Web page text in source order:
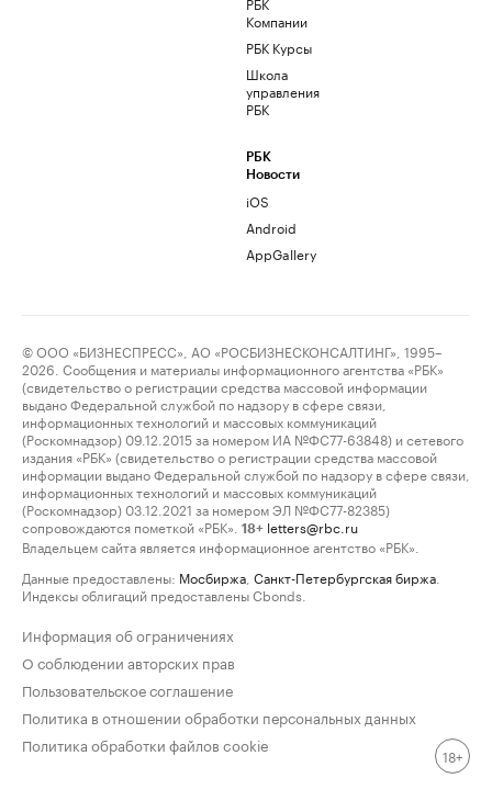
Компании
РБК Курсы
Школа
управления
РБК
РБК
Новости
iOS
Android
AppGallery
© ООО «БИЗНЕСПРЕСС», АО «РОСБИЗНЕСКОНСАЛТИНГ», 1995–
2026. Сообщения и материалы информационного агентства «РБК»
(свидетельство о регистрации средства массовой информации
выдано Федеральной службой по надзору в сфере связи,
информационных технологий и массовых коммуникаций
(Роскомнадзор) 09.12.2015 за номером ИА №ФС77-63848) и сетевого
издания «РБК» (свидетельство о регистрации средства массовой
информации выдано Федеральной службой по надзору в сфере связи,
информационных технологий и массовых коммуникаций
(Роскомнадзор) 03.12.2021 за номером ЭЛ №ФС77-82385)
сопровождаются пометкой «РБК».
18+ letters@rbc.ru
Владельцем сайта является информационное агентство «РБК».
Данные предоставлены: Мосбиржа Санкт-Петербургская биржа
Индексы облигаций предоставлены Cbonds.
Информация об ограничениях
О соблюдении авторских прав
Пользовательское соглашение
Политика в отношении обработки персональных данных
Политика обработки файлов cookie
18+